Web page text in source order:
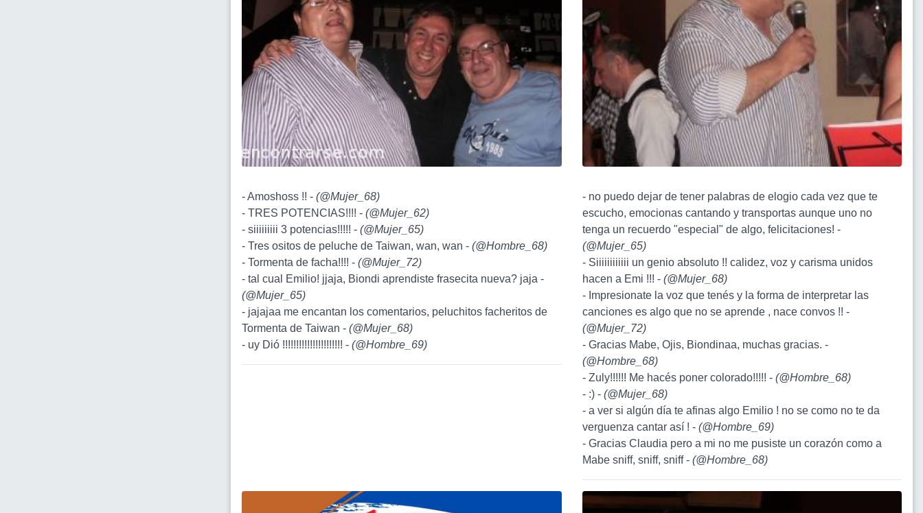
- Amoshoss !! - (@Mujer_68)
- TRES POTENCIAS!!!! - (@Mujer_62)
- siiiiiiiii 3 potencias!!!!! - (@Mujer_65)
- Tres ositos de peluche de Taiwan, wan, wan - (@Hombre_68)
- Tormenta de facha!!!! - (@Mujer_72)
- tal cual Emilio! jjaja, Biondi aprendiste frasecita nueva? jaja -
(@Mujer_65)
- jajajaa me encantan los comentarios, peluchitos facheritos de
Tormenta de Taiwan - (@Mujer_68)
- uy Dió !!!!!!!!!!!!!!!!!!!!!! - (@Hombre_69)
- no puedo dejar de tener palabras de elogio cada vez que te
escucho, emocionas cantando y transportas aunque uno no
tenga un recuerdo "especial" de algo, felicitaciones! -
(@Mujer_65)
- Siiiiiiiiiiii un genio absoluto !! calidez, voz y carisma unidos
hacen a Emi !!! - (@Mujer_68)
- Impresionate la voz que tenés y la forma de interpretar las
canciones es algo que no se aprende , nace convos !! -
(@Mujer_72)
- Gracias Mabe, Ojis, Biondinaa, muchas gracias. -
(@Hombre_68)
- Zuly!!!!!! Me hacés poner colorado!!!!! - (@Hombre_68)
- :) - (@Mujer_68)
- a ver si algún día te afinas algo Emilio ! no se como no te da
verguenza cantar así ! - (@Hombre_69)
- Gracias Claudia pero a mi no me pusiste un corazón como a
Mabe sniff, sniff, sniff - (@Hombre_68)